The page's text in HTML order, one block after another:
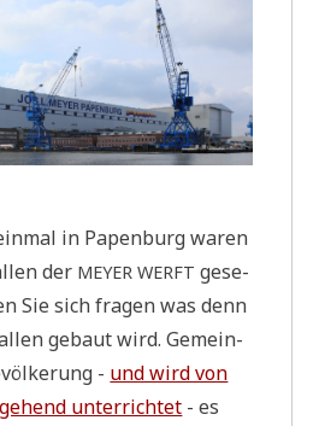
in Papen­burg waren
der MEYER WERFT gese­
Sie sich fra­gen was denn
gebaut wird. Gemein­
- und wird von
unter­rich­tet - es